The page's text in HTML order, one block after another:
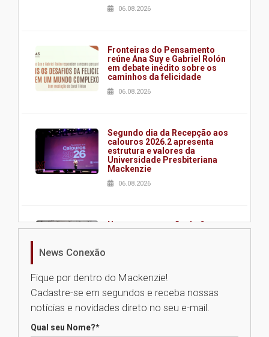
06.08.2026
Fronteiras do Pensamento
reúne Ana Suy e Gabriel Rolón
em debate inédito sobre os
caminhos da felicidade
06.08.2026
Segundo dia da Recepção aos
calouros 2026.2 apresenta
estrutura e valores da
Universidade Presbiteriana
Mackenzie
06.08.2026
Nova apresentação do Centro
Universidade Mackenzie
realizará nova edição da Feira
News Conexão
Fique por dentro do Mackenzie!
Cadastre-se em segundos e receba nossas
notícias e novidades direto no seu e-mail.
Qual seu Nome?*